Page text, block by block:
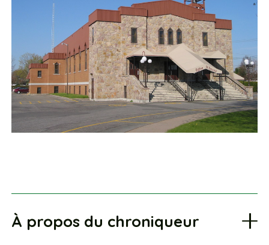
À propos du chroniqueur